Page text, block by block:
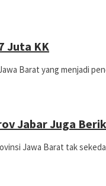
Juta KK
Barat yang menjadi
Jabar Juga
Jawa Barat tak